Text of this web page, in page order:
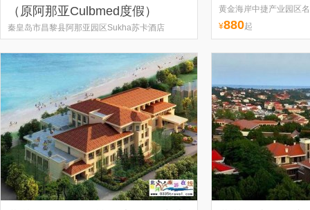
（原阿那亚Culbmed度假）
秦皇岛市昌黎县阿那亚园区Sukha苏卡酒店
黄金海岸中捷产业园区
¥880起